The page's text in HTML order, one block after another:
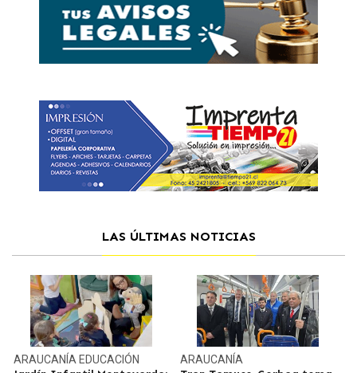
LAS ÚLTIMAS NOTICIAS
ARAUCANÍA EDUCACIÓN ARAUCANÍA